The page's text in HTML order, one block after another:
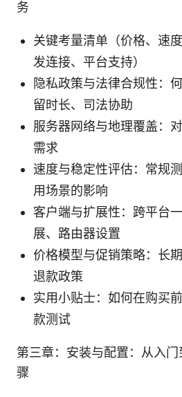
务
关键考量清单（价格、速
发连接、平台支持）
隐私政策与法律合规性：
留时长、司法协助
服务器网络与地理覆盖：
需求
速度与稳定性评估：常规
用场景的影响
客户端与扩展性：跨平台
展、路由器设置
价格模型与促销策略：长
退款政策
实用小贴士：如何在购买
款测试
第三章：安装与配置：从入
骤